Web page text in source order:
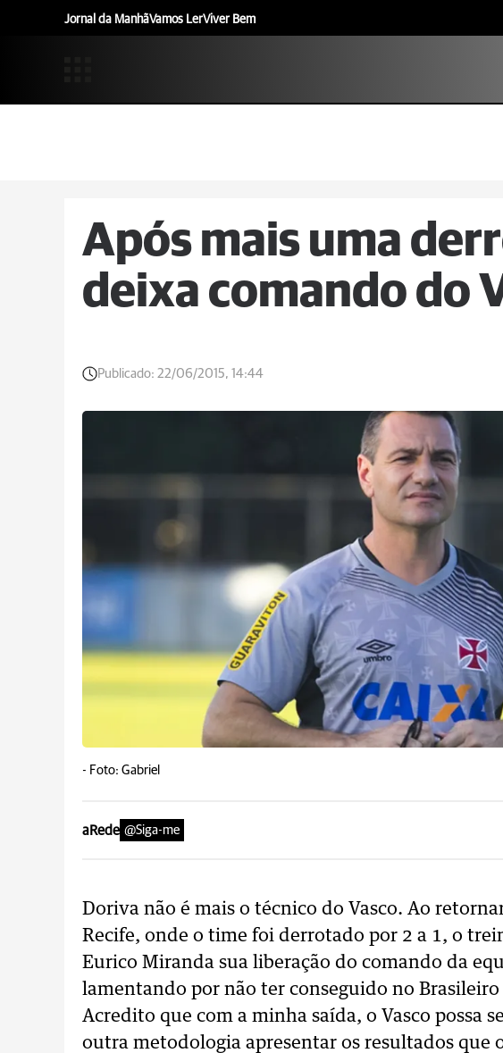
Jornal da ManhãVamos LerViver Bem
Após mais uma
deixa comando do
Publicado: 22/06/2015, 14:44
- Foto: Gabriel
aRede @Siga-me
Doriva não é mais o técnico do Vasco. Ao
Recife, onde o time foi derrotado por 2 a 1, o
Eurico Miranda sua liberação do comando da
lamentando por não ter conseguido no
Acredito que com a minha saída, o Vasco possa
outra metodologia apresentar os resultados que